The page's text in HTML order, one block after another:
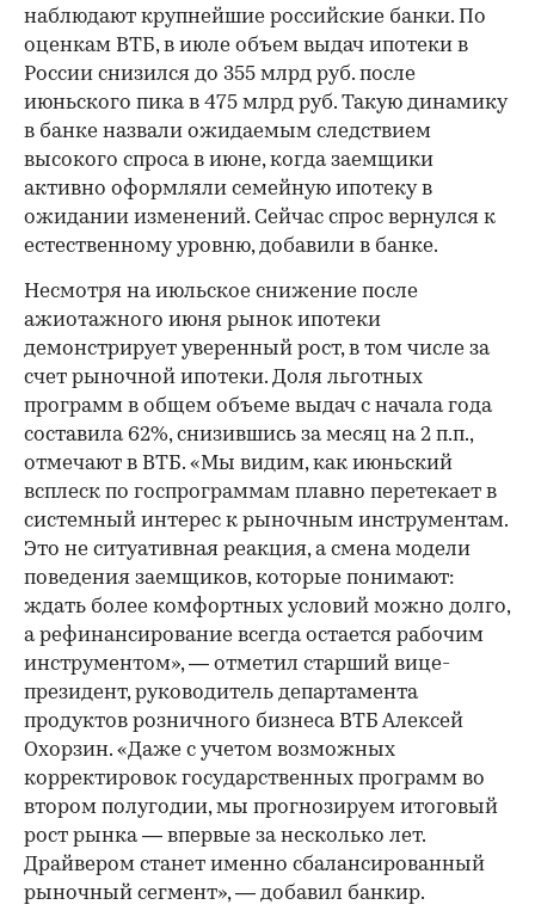
наблюдают крупнейшие российские банки. По
оценкам ВТБ, в июле объем выдач ипотеки в
России снизился до 355 млрд руб. после
июньского пика в 475 млрд руб. Такую динамику
в банке назвали ожидаемым следствием
высокого спроса в июне, когда заемщики
активно оформляли семейную ипотеку в
ожидании изменений. Сейчас спрос вернулся к
естественному уровню, добавили в банке.
Несмотря на июльское снижение после
ажиотажного июня рынок ипотеки
демонстрирует уверенный рост, в том числе за
счет рыночной ипотеки. Доля льготных
программ в общем объеме выдач с начала года
составила 62%, снизившись за месяц на 2 п.п.,
отмечают в ВТБ. «Мы видим, как июньский
всплеск по госпрограммам плавно перетекает в
системный интерес к рыночным инструментам.
Это не ситуативная реакция, а смена модели
поведения заемщиков, которые понимают:
ждать более комфортных условий можно долго,
а рефинансирование всегда остается рабочим
инструментом», — отметил старший вице-
президент, руководитель департамента
продуктов розничного бизнеса ВТБ Алексей
Охорзин. «Даже с учетом возможных
корректировок государственных программ во
втором полугодии, мы прогнозируем итоговый
рост рынка — впервые за несколько лет.
Драйвером станет именно сбалансированный
рыночный сегмент», — добавил банкир.